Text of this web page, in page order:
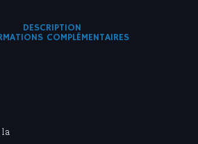
DESCRIPTION
COMPLÉMENTAIRES